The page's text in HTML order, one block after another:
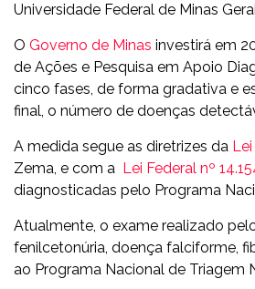
Universidade Federal de Minas
O Governo de Minas investirá em
de Ações e Pesquisa em Apoio
cinco fases, de forma gradativa e
final, o número de doenças
A medida segue as diretrizes da
Zema, e com a Lei Federal nº
diagnosticadas pelo Programa
Atualmente, o exame realizado
fenilcetonúria, doença falciforme,
ao Programa Nacional de Triagem